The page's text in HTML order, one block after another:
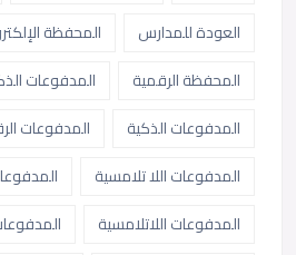
العودة للمدارس
المحفظة
المحفظة الرقمية
المدفوعات
المدفوعات الذكية
المدفوعات
المدفوعات اللا تلامسية
المدفوعات اللاتلامسية